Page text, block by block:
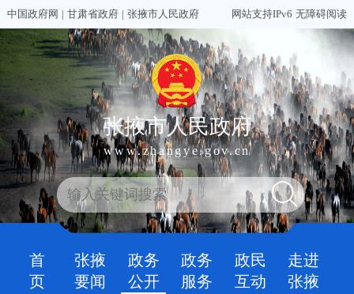
中国政府网 | 甘肃省政府 | 张掖市人民政府 网站支持IPv6 无障碍阅读
张掖市人民政府
www.zhangye.gov.cn
首
页
张掖
要闻
政务
公开
政务
服务
政民
互动
走进
张掖